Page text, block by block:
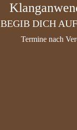
BEGIB DICH
Termine nach